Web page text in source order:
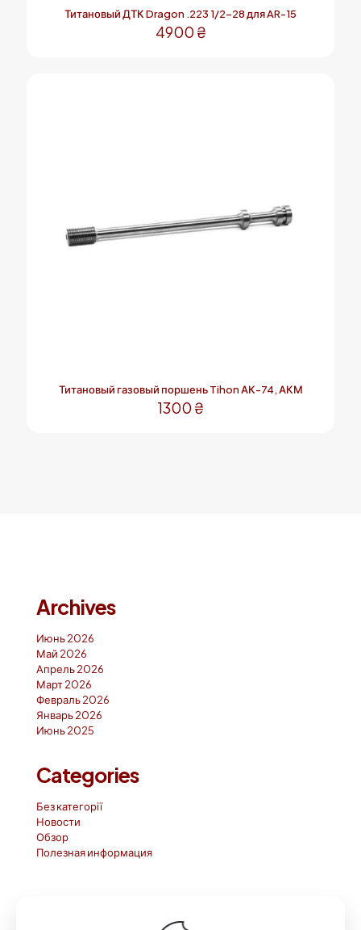
Титановый ДТК Dragon .223 1/2-28 для AR-15
4900 ₴
Титановый газовый поршень Tihon АК-74, АКМ
1300 ₴
Archives
Июнь 2026
Май 2026
Апрель 2026
Март 2026
Февраль 2026
Январь 2026
Июнь 2025
Categories
Без категорії
Новости
Обзор
Полезная информация